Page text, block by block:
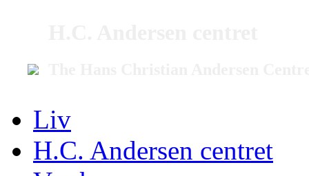
Liv
H.C. Andersen centret